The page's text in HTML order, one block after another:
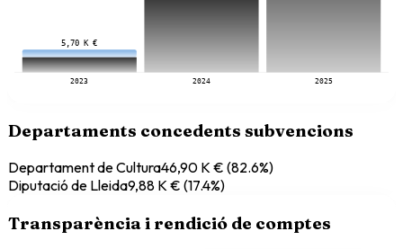
5,70 K €
2023 2024 2025
Departaments concedents subvencions
Departament de Cultura46,90 K € (82.6%)
Diputació de Lleida9,88 K € (17.4%)
Transparència i rendició de comptes